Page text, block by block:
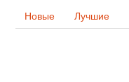
Новые Лучшие